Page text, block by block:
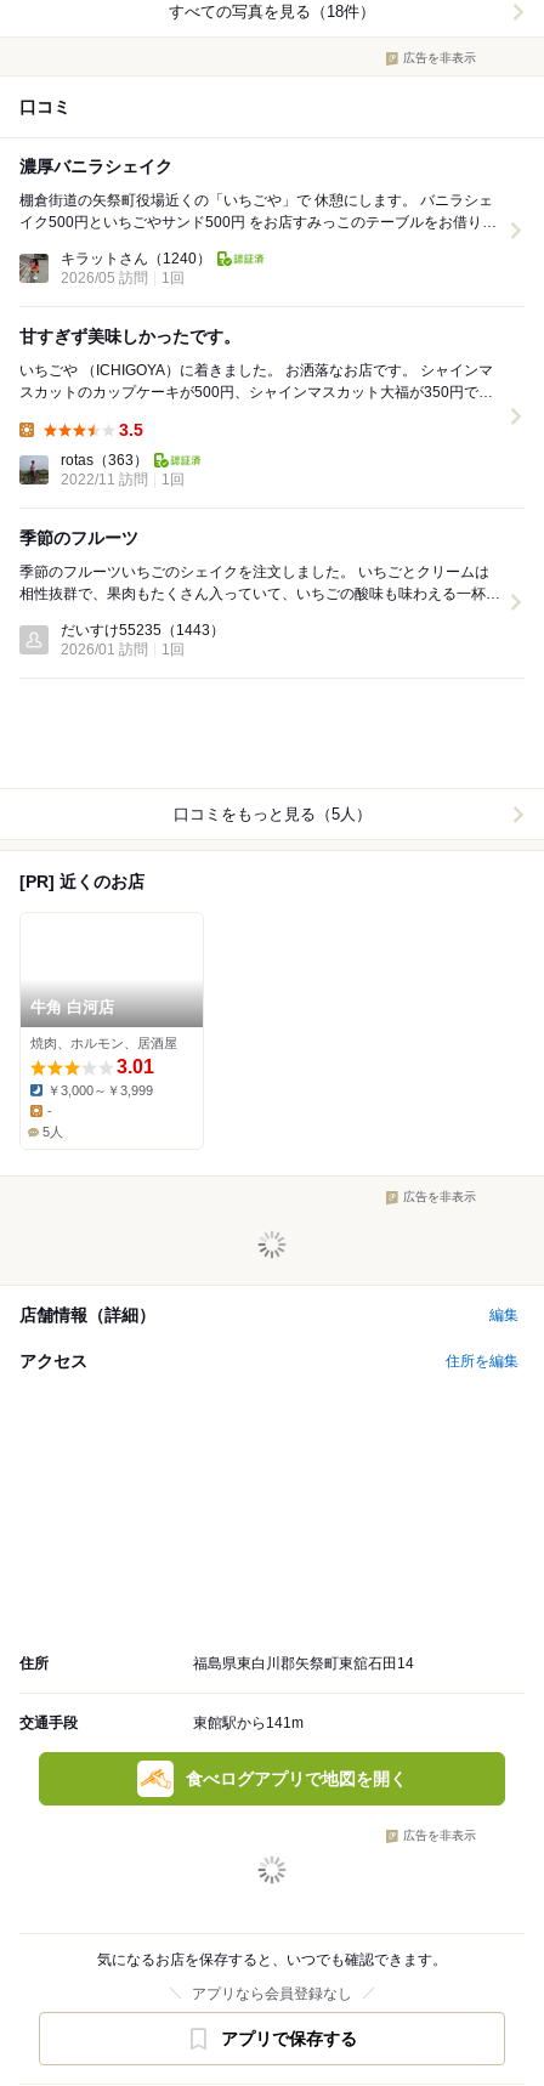
すべての写真を見る（18件）
広告を非表示
口コミ
濃厚バニラシェイク
棚倉街道の矢祭町役場近くの「いちごや」で 休憩にします。 バニラシェ
イク500円といちごやサンド500円 をお店すみっこのテーブルをお借りし
キラットさん （1240）
2026/05 訪問
1回
甘すぎず美味しかったです。
いちごや （ICHIGOYA）に着きました。 お洒落なお店です。 シャインマ
スカットのカップケーキが500円、シャインマスカット大福が350円で
3.5
rotas （363）
2022/11 訪問
1回
季節のフルーツ
季節のフルーツいちごのシェイクを注文しました。 いちごとクリームは
相性抜群で、果肉もたくさん入っていて、いちごの酸味も味わえる一杯で
だいすけ55235 （1443）
2026/01 訪問
1回
口コミをもっと見る（5人）
[PR] 近くのお店
牛角 白河店
焼肉、ホルモン、居酒屋
3.01
Dinner:
￥3,000～￥3,999
Lunch:
-
5人
広告を非表示
店舗情報（詳細） 編集
アクセス 住所を編集
住所 福島県東白川郡矢祭町東舘石田14
交通手段 東館駅から141m
食べログアプリで地図を開く
広告を非表示
気になるお店を保存すると、いつでも確認できます。
アプリなら会員登録なし
アプリで保存する